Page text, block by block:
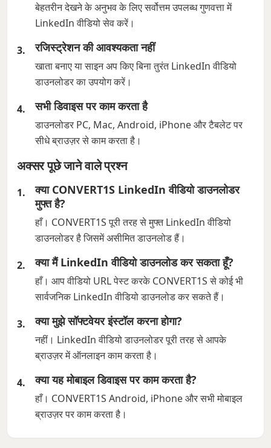
बेहतरीन देखने के अनुभव के लिए सर्वोत्तम उपलब्ध गुणवत्ता में
LinkedIn वीडियो सेव करें।
रजिस्ट्रेशन की आवश्यकता नहीं
खाता बनाए या साइन अप किए बिना तुरंत LinkedIn वीडियो
डाउनलोडर का उपयोग करें।
सभी डिवाइस पर काम करता है
डाउनलोडर PC, Mac, Android, iPhone और टैबलेट पर
सीधे ब्राउज़र से काम करता है।
अक्सर पूछे जाने वाले प्रश्न
क्या CONVERT1S LinkedIn वीडियो डाउनलोडर
मुफ्त है?
हाँ। CONVERT1S पूरी तरह से मुफ्त LinkedIn वीडियो
डाउनलोडर है जिसमें असीमित डाउनलोड हैं।
क्या मैं LinkedIn वीडियो डाउनलोड कर सकता हूँ?
हाँ। आप वीडियो URL पेस्ट करके CONVERT1S से कोई भी
सार्वजनिक LinkedIn वीडियो डाउनलोड कर सकते हैं।
क्या मुझे सॉफ्टवेयर इंस्टॉल करना होगा?
नहीं। LinkedIn वीडियो डाउनलोडर पूरी तरह से आपके
ब्राउज़र में ऑनलाइन काम करता है।
क्या यह मोबाइल डिवाइस पर काम करता है?
हाँ। CONVERT1S Android, iPhone और सभी मोबाइल
ब्राउज़र पर काम करता है।